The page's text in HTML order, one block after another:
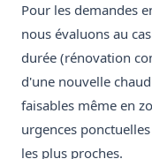
Pour les demandes
nous évaluons au
durée (rénovation
d'une nouvelle
faisables même en
urgences
les plus proches.